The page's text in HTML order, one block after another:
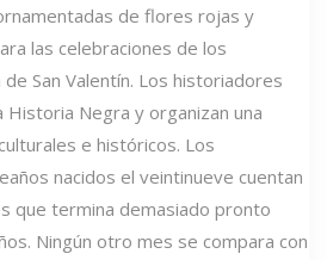
de flores rojas y
las celebraciones de los
San Valentín. Los historiadores
Negra y organizan una
e históricos. Los
nacidos el veintinueve cuentan
que termina demasiado pronto
Ningún otro mes se compara con